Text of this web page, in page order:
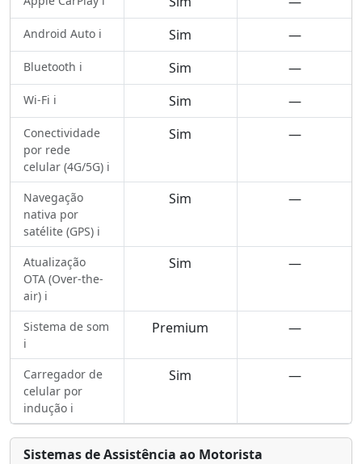
Android Auto ℹ️ Sim —
Bluetooth ℹ️ Sim —
Wi-Fi ℹ️ Sim —
Conectividade
por rede
celular (4G/5G) ℹ️
Sim —
Navegação
nativa por
satélite (GPS) ℹ️
Sim —
Atualização
OTA (Over-the-
air) ℹ️
Sim —
Sistema de som
ℹ️
Premium —
Carregador de
celular por
indução ℹ️
Sim —
Sistemas de Assistência ao Motorista